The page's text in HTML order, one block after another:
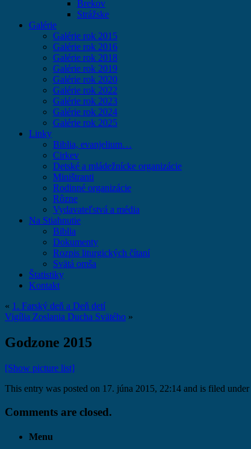
Brekov
Strážske
Galérie
Galérie rok 2015
Galérie rok 2016
Galérie rok 2018
Galérie rok 2019
Galérie rok 2020
Galérie rok 2022
Galérie rok 2023
Galérie rok 2024
Galérie rok 2025
Linky
Biblia, evanjelium…
Cirkev
Detské a mládežnícke organizácie
Miništranti
Rodinné organizácie
Rôzne
Vydavateľstvá a média
Na Stiahnutie
Biblia
Dokumenty
Rozpis liturgických čítaní
Svätá omša
Štatistiky
Kontakt
« 1. Farský deň a Deň detí
Vigília Zoslania Ducha Svätého »
Godzone 2015
[Show picture list]
This entry was posted on 17. júna 2015, 22:14 and is filed under
Comments are closed.
Menu